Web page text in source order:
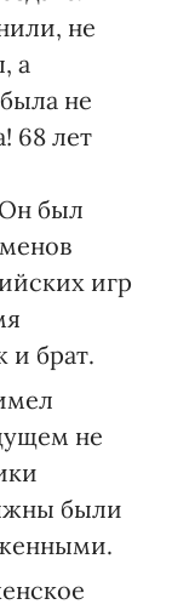
не
а
не
68 лет
был
игр
брат.
не
были